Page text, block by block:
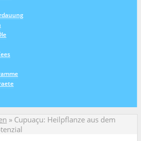
» Cupuaçu: Heilpflanze aus dem